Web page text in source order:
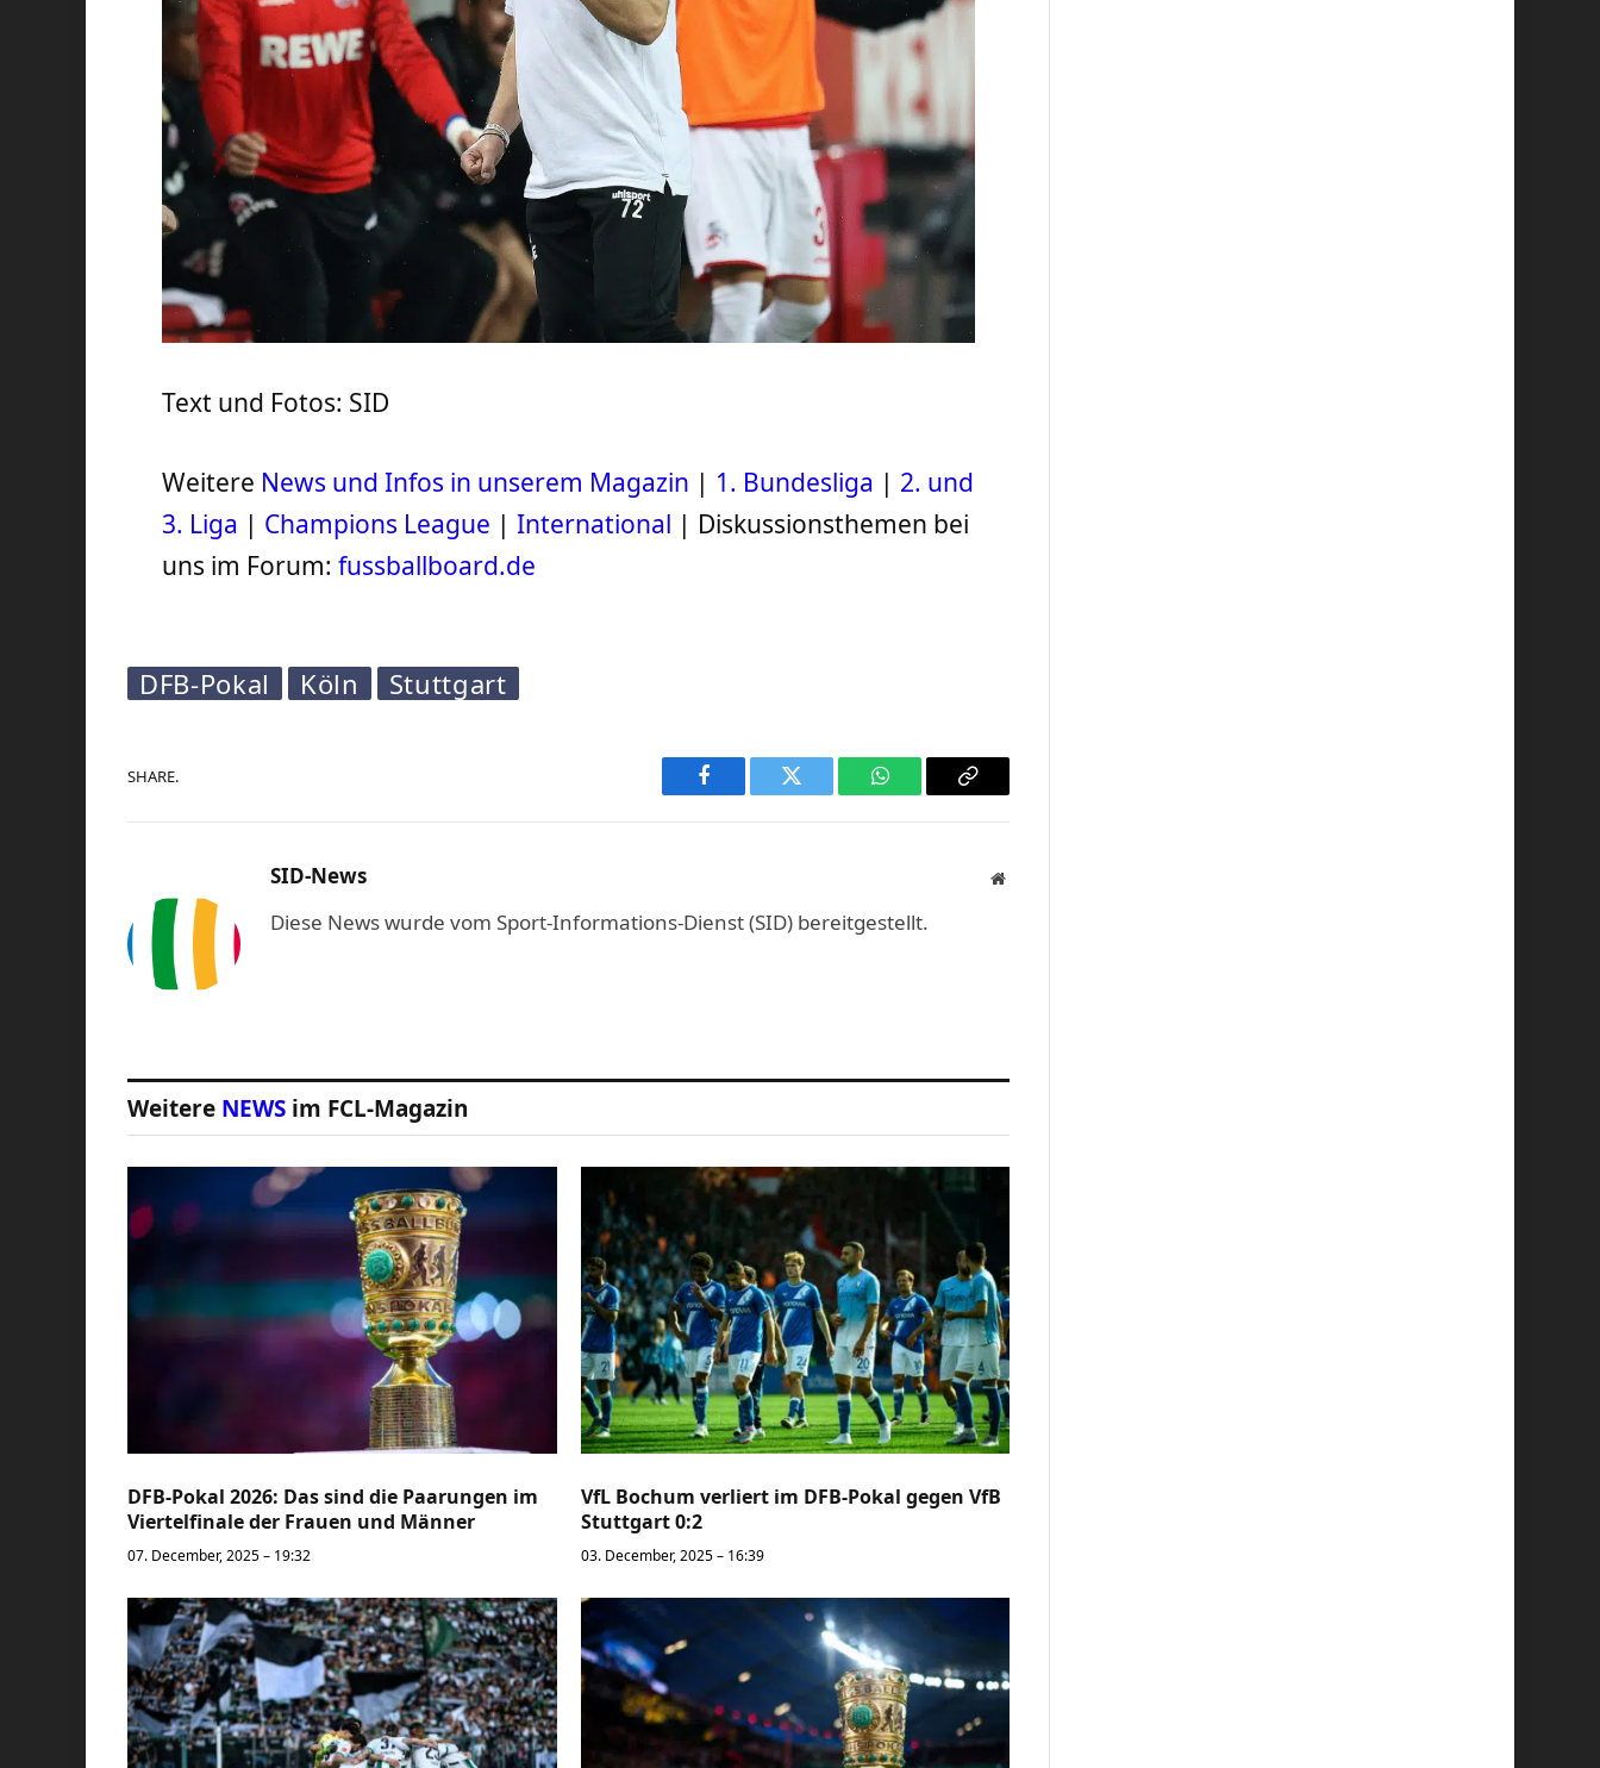
Text und Fotos: SID
Weitere News und Infos in unserem Magazin | 1. Bundesliga | 2. und
3. Liga | Champions League |International | Diskussionsthemen bei
uns im Forum:fussballboard.de
DFB-Pokal Köln Stuttgart
SHARE.
Facebook Twitter WhatsAppCopy
SID-News Website
Diese News wurde vom Sport-Informations-Dienst (SID) bereitgestellt.
Weitere NEWS im FCL-Magazin
DFB-Pokal 2026: Das sind die Paarungen im
Viertelfinale der Frauen und Männer
07. December, 2025 – 19:32
VfL Bochum verliert im DFB-Pokal gegen VfB
Stuttgart 0:2
03. December, 2025 – 16:39